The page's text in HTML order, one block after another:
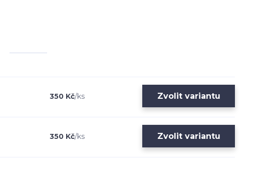
350 Kč/ks Zvolit variantu
350 Kč/ks Zvolit variantu